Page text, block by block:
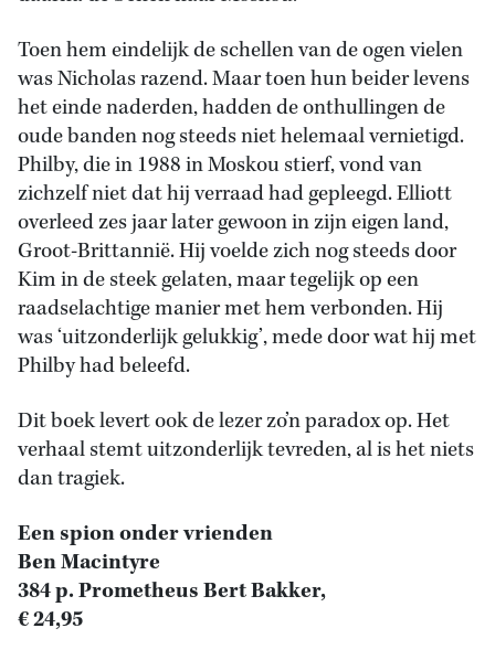
Toen hem eindelijk de schellen van de ogen vielen
was Nicholas razend. Maar toen hun beider levens
het einde naderden, hadden de onthullingen de
oude banden nog steeds niet helemaal vernietigd.
Philby, die in 1988 in Moskou stierf, vond van
zichzelf niet dat hij verraad had gepleegd. Elliott
overleed zes jaar later gewoon in zijn eigen land,
Groot-Brittannië. Hij voelde zich nog steeds door
Kim in de steek gelaten, maar tegelijk op een
raadselachtige manier met hem verbonden. Hij
was ‘uitzonderlijk gelukkig’, mede door wat hij met
Philby had beleefd.
Dit boek levert ook de lezer zo’n paradox op. Het
verhaal stemt uitzonderlijk tevreden, al is het niets
dan tragiek.
Een spion onder vrienden
Ben Macintyre
384 p. Prometheus Bert Bakker,
€ 24,95